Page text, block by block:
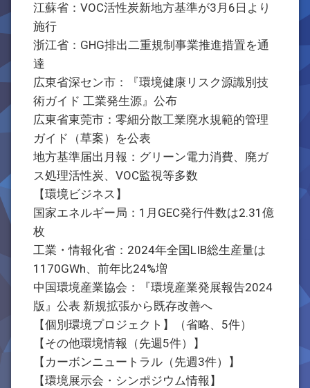
江蘇省：VOC活性炭新地方基準が3月6日より
施行
浙江省：GHG排出二重規制事業推進措置を通
達
広東省深セン市：『環境健康リスク源識別技
術ガイド 工業発生源』公布
広東省東莞市：零細分散工業廃水規範的管理
ガイド（草案）を公表
地方基準届出月報：グリーン電力消費、廃ガ
ス処理活性炭、VOC監視等多数
【環境ビジネス】
国家エネルギー局：1月GEC発行件数は2.31億
枚
工業・情報化省：2024年全国LIB総生産量は
1170GWh、前年比24%増
中国環境産業協会：『環境産業発展報告2024
版』公表 新規拡張から既存改善へ
【個別環境プロジェクト】（省略、5件）
【その他環境情報（先週5件）】
【カーボンニュートラル（先週3件）】
【環境展示会・シンポジウム情報】